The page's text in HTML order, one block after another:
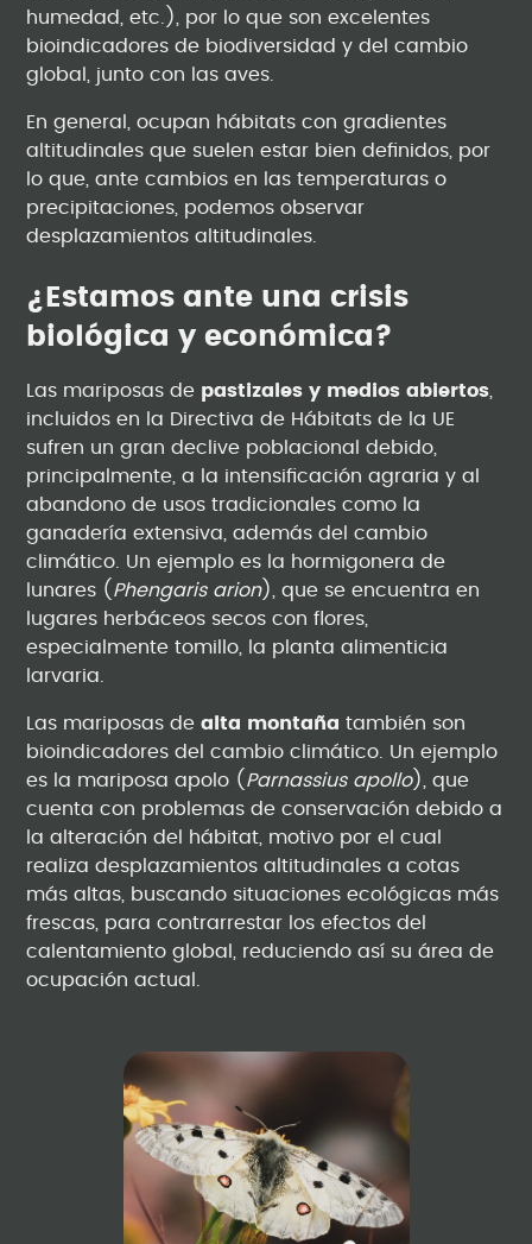
humedad, etc.), por lo que son excelentes
bioindicadores de biodiversidad y del cambio
global, junto con las aves.
En general, ocupan hábitats con gradientes
altitudinales que suelen estar bien definidos, por
lo que, ante cambios en las temperaturas o
precipitaciones, podemos observar
desplazamientos altitudinales.
¿Estamos ante una crisis
biológica y económica?
Las mariposas de pastizales y medios abiertos
incluidos en la Directiva de Hábitats de la UE
sufren un gran declive poblacional debido,
principalmente, a la intensificación agraria y al
abandono de usos tradicionales como la
ganadería extensiva, además del cambio
climático. Un ejemplo es la hormigonera de
lunares ( Phengaris arion), que se encuentra en
lugares herbáceos secos con flores,
especialmente tomillo, la planta alimenticia
larvaria.
Las mariposas dealta montaña también son
bioindicadores del cambio climático. Un ejemplo
es la mariposa apolo ( Parnassius apollo), que
cuenta con problemas de conservación debido a
la alteración del hábitat, motivo por el cual
realiza desplazamientos altitudinales a cotas
más altas, buscando situaciones ecológicas más
frescas, para contrarrestar los efectos del
calentamiento global, reduciendo así su área de
ocupación actual.